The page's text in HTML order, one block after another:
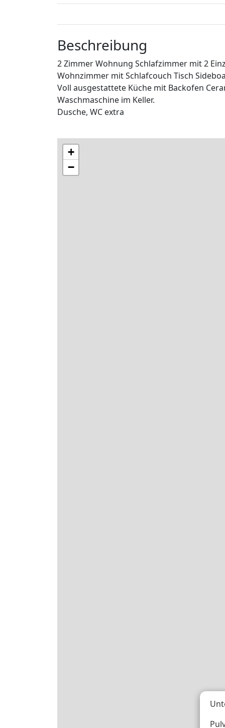
Beschreibung
2 Zimmer Wohnung Schlafzimmer mit 2
Wohnzimmer mit Schlafcouch Tisch
Voll ausgestattete Küche mit Backofen
Waschmaschine im Keller.
Dusche, WC extra
+
−